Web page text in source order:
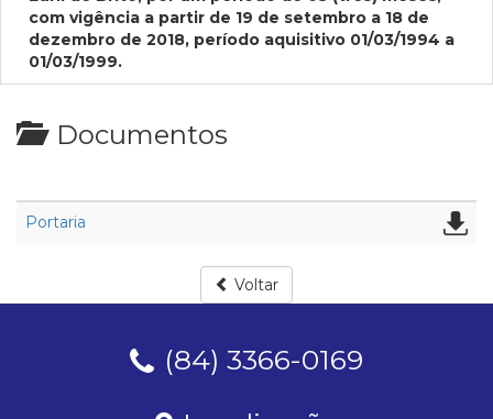
com vigência a partir de 19 de setembro a 18 de
dezembro de 2018, período aquisitivo 01/03/1994 a
01/03/1999.
Documentos
Portaria
Voltar
(84) 3366-0169